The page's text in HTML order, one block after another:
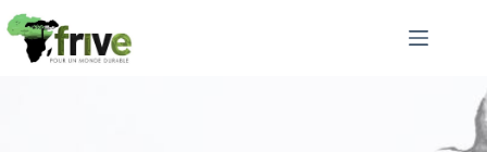
au
contenu